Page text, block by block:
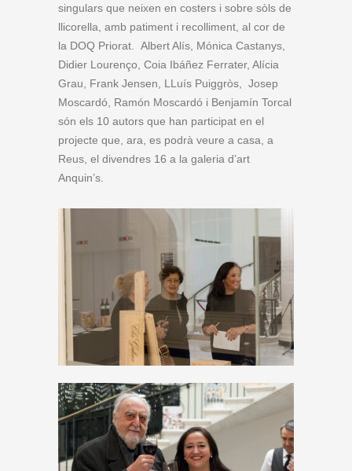
singulars que neixen en costers i sobre sòls de
llicorella, amb patiment i recolliment, al cor de
la DOQ Priorat. Albert Alís, Mónica Castanys,
Didier Lourenço, Coia Ibáñez Ferrater, Alícia
Grau, Frank Jensen, LLuís Puiggròs, Josep
Moscardó, Ramón Moscardó i Benjamín Torcal
són els 10 autors que han participat en el
projecte que, ara, es podrà veure a casa, a
Reus, el divendres 16 a la galeria d’art
Anquin’s.